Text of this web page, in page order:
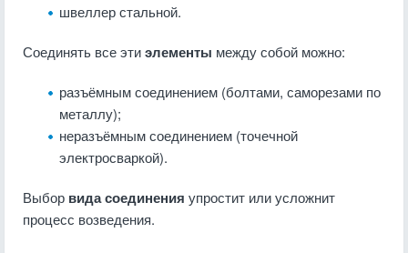
швеллер стальной.
Соединять все этиэлементы между собой можно:
разъёмным соединением (болтами, саморезами по
металлу);
неразъёмным соединением (точечной
электросваркой).
Выбор вида соединения упростит или усложнит
процесс возведения.